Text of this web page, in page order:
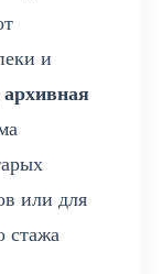
и
архивная
или для
стажа